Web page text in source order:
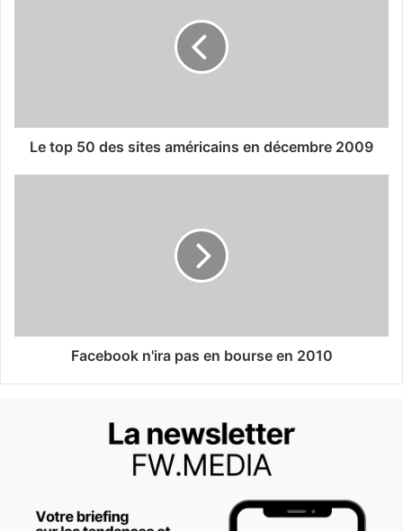
Le top 50 des sites américains en décembre 2009
Facebook n'ira pas en bourse en 2010